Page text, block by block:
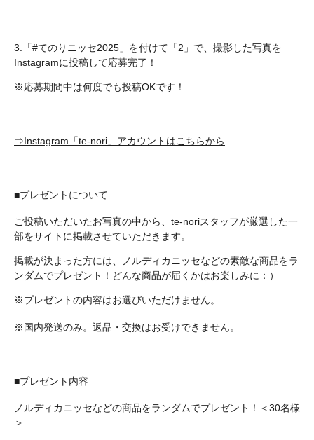
3.「#てのりニッセ2025」を付けて「2」で、撮影した写真を
Instagramに投稿して応募完了！
※応募期間中は何度でも投稿OKです！
⇒Instagram「te-nori」アカウントはこちらから
■プレゼントについて
ご投稿いただいたお写真の中から、te-noriスタッフが厳選した一
部をサイトに掲載させていただきます。
掲載が決まった方には、ノルディカニッセなどの素敵な商品をラ
ンダムでプレゼント！どんな商品が届くかはお楽しみに：）
※プレゼントの内容はお選びいただけません。
※国内発送のみ。返品・交換はお受けできません。
■プレゼント内容
ノルディカニッセなどの商品をランダムでプレゼント！＜30名様
＞